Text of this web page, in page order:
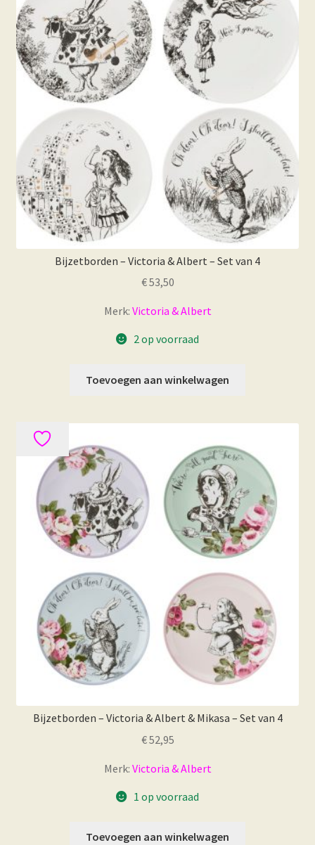
Bijzetborden – Victoria & Albert – Set van 4
€53,50
Merk: Victoria & Albert
2 op voorraad
Toevoegen aan winkelwagen
Bijzetborden – Victoria & Albert & Mikasa – Set van 4
€52,95
Merk: Victoria & Albert
1 op voorraad
Toevoegen aan winkelwagen